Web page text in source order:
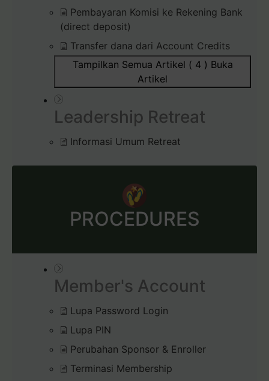
Pembayaran Komisi ke Rekening Bank
(direct deposit)
Transfer dana dari Account Credits
Tampilkan Semua Artikel ( 4 ) Buka
Artikel
Leadership Retreat
Informasi Umum Retreat
PROCEDURES
Member's Account
Lupa Password Login
Lupa PIN
Perubahan Sponsor & Enroller
Terminasi Membership